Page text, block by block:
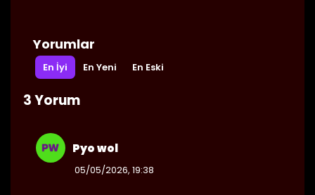
Yorumlar
En İyi En Yeni En Eski
3 Yorum
Pyo wol
05/05/2026, 19:38